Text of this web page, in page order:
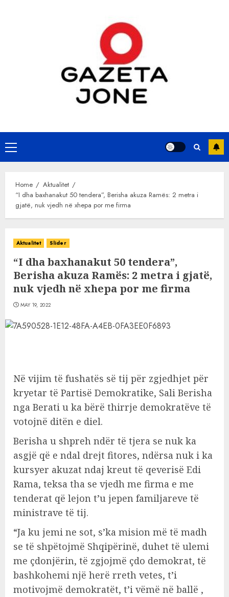
Primary
Menu
Home
Aktualitet
“I dha baxhanakut 50 tendera”, Berisha akuza Ramës: 2 metra i
gjatë, nuk vjedh në xhepa por me firma
Aktualitet Slider
“I dha baxhanakut 50 tendera”,
Berisha akuza Ramës: 2 metra i gjatë,
nuk vjedh në xhepa por me firma
MAY 19, 2022
Në vijim të fushatës së tij për zgjedhjet për
kryetar të Partisë Demokratike, Sali Berisha
nga Berati u ka bërë thirrje demokratëve të
votojnë ditën e diel.
Berisha u shpreh ndër të tjera se nuk ka
asgjë që e ndal drejt fitores, ndërsa nuk i ka
kursyer akuzat ndaj kreut të qeverisë Edi
Rama, teksa tha se vjedh me firma e me
tenderat që lejon t’u jepen familjareve të
ministrave të tij.
“Ja ku jemi ne sot, s’ka mision më të madh
se të shpëtojmë Shqipërinë, duhet të ulemi
me çdonjërin, të zgjojmë çdo demokrat, të
bashkohemi një herë rreth vetes, t’i
motivojmë demokratët, t’i vëmë në ballë ,